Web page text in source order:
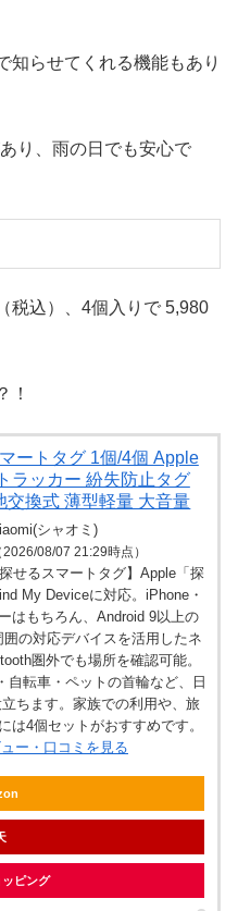
知らせてくれる機能もあり
り、雨の日でも安心で
税込）、4個入りで 5,980
！
ートタグ 1個/4個 Apple
ラッカー 紛失防止タグ
交換式 薄型軽量 大音量
シャオミ)
2026/08/07 21:29時点）
せるスマートタグ】Apple「探
My Deviceに対応。iPhone・
はもちろん、Android 9以上の
の対応デバイスを活用したネ
圏外でも場所を確認可能。
転車・ペットの首輪など、日
ちます。家族での利用や、旅
は4個セットがおすすめです。
ー・口コミを見る
ピング